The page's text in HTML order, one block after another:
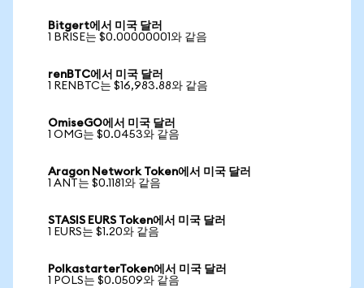
Bitgert에서 미국 달러
1 BRISE는 $0.00000001와 같음
renBTC에서 미국 달러
1 RENBTC는 $16,983.88와 같음
OmiseGO에서 미국 달러
1 OMG는 $0.0453와 같음
Aragon Network Token에서 미국 달러
1 ANT는 $0.1181와 같음
STASIS EURS Token에서 미국 달러
1 EURS는 $1.20와 같음
PolkastarterToken에서 미국 달러
1 POLS는 $0.0509와 같음